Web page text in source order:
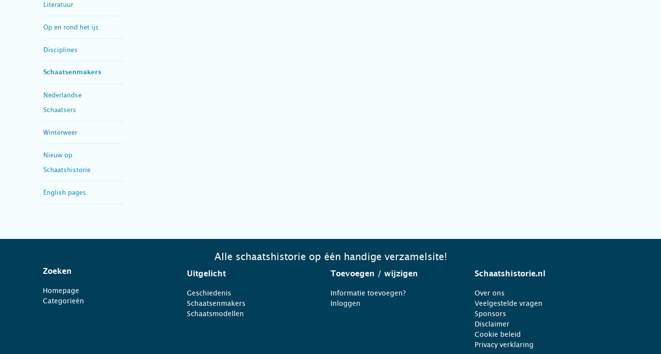
Literatuur
Op en rond het ijs
Disciplines
Schaatsenmakers
Nederlandse
Schaatsers
Winterweer
Nieuw op
Schaatshistorie
English pages
Alle schaatshistorie op één handige verzamelsite!
Zoeken
Homepage
Categorieën
Uitgelicht
Geschiedenis
Schaatsenmakers
Schaatsmodellen
Toevoegen / wijzigen
Informatie toevoegen?
Inloggen
Schaatshistorie.nl
Over ons
Veelgestelde vragen
Sponsors
Disclaimer
Cookie beleid
Privacy verklaring